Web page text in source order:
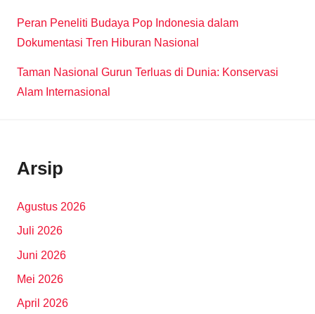
Peran Peneliti Budaya Pop Indonesia dalam
Dokumentasi Tren Hiburan Nasional
Taman Nasional Gurun Terluas di Dunia: Konservasi
Alam Internasional
Arsip
Agustus 2026
Juli 2026
Juni 2026
Mei 2026
April 2026